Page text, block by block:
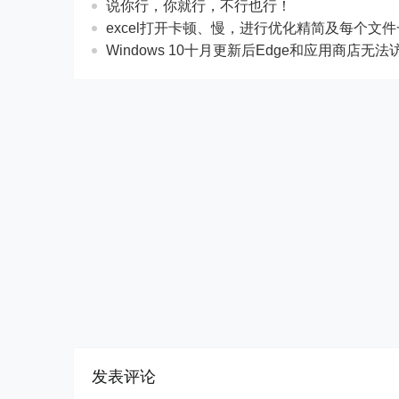
说你行，你就行，不行也行！
excel打开卡顿、慢，进行优化精简及每个文件
Windows 10十月更新后Edge和应用商店无法
发表评论